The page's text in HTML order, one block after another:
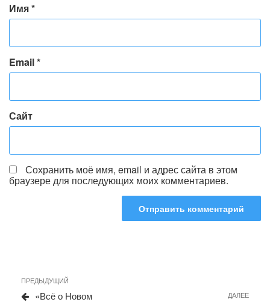
Имя*
Email*
Сайт
Сохранить моё имя, email и адрес сайта в этом
браузере для последующих моих комментариев.
Навигация
по
Предыдущая
запись
ПРЕДЫДУЩИЙ
«Всё о Новом
ДАЛЕЕ